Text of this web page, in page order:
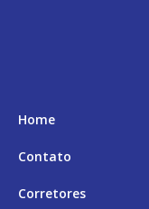
Home
Contato
Corretores